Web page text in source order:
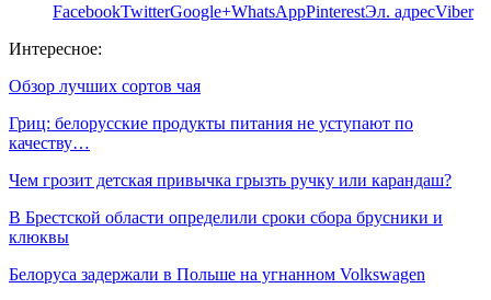
FacebookTwitterGoogle+WhatsAppPinterestЭл. адресViber
Интересное:
Обзор лучших сортов чая
Гриц: белорусские продукты питания не уступают по
качеству…
Чем грозит детская привычка грызть ручку или карандаш?
В Брестской области определили сроки сбора брусники и
клюквы
Белоруса задержали в Польше на угнанном Volkswagen